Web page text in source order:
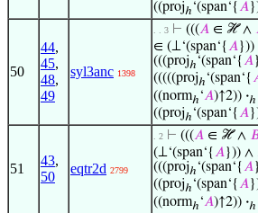
((projℎ ‘(span‘{𝐴
50
44,
45,
48,
49
syl3anc 1398
. . 3 ⊢ (((𝐴 ∈ ℋ ∧
∈ (⊥‘(span‘{𝐴}))
(((projℎ ‘(span‘{𝐴
(((((projℎ ‘(span‘{
((normℎ ‘𝐴)↑2)) ·ℎ
((projℎ ‘(span‘{𝐴
51
43,
50
eqtr2d 2799
. 2 ⊢ (((𝐴 ∈ ℋ ∧
(⊥‘(span‘{𝐴})) ∧
(((projℎ ‘(span‘{𝐴
((projℎ ‘(span‘{𝐴
((normℎ ‘𝐴)↑2)) ·ℎ